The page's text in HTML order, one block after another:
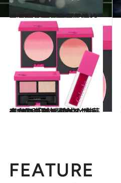
2024.9.30
＜10/1店頭予約開始＞クリスマスコフレ【アスレティア】新製品入りのハンドケアキットは男性にもおすすめ
ビューティ＆ヘルス
2024.10.10
＜10/11予約開始＞クリスマスコフレ【セルヴォーク】「ピンク」の“甘さ”と“強さ”と追求した華やかカラーメイク
ビューティ＆ヘルス
FEATURE